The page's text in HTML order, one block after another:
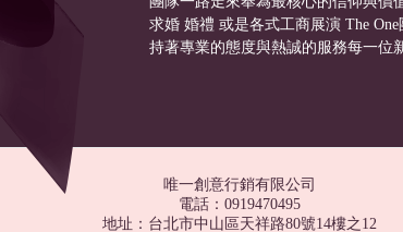
求婚 婚禮 或是各式工商展演 The
持著專業的態度與熱誠的服務每一位
唯一創意行銷有限公司
電話：0919470495
地址：台北市中山區天祥路80號14樓之12